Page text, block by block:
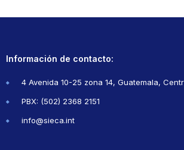
Información de contacto:
4 Avenida 10-25 zona 14, Guatemala,
PBX: (502) 2368 2151
info@sieca.int